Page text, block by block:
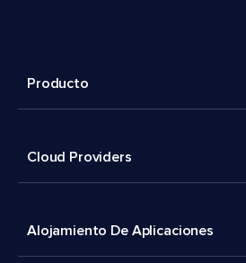
Producto
Cloud Providers
Alojamiento De Aplicaciones